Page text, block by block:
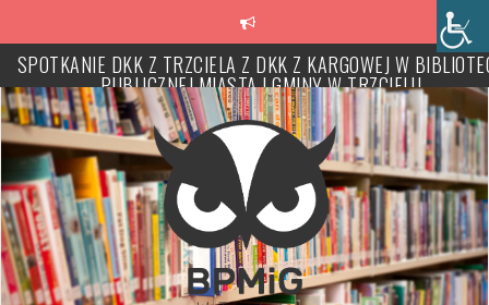
treściCZASOWE ZAMKNIĘCIE PLACÓWKI NA CZAS
KSIĘGOZBIORU
Biblioteka ponownie dostępna dla czytelników
SPOTKANIE DKK Z TRZCIELA Z DKK Z KARGOWEJ W
PUBLICZNEJ MIASTA I GMINY W TRZCIELU